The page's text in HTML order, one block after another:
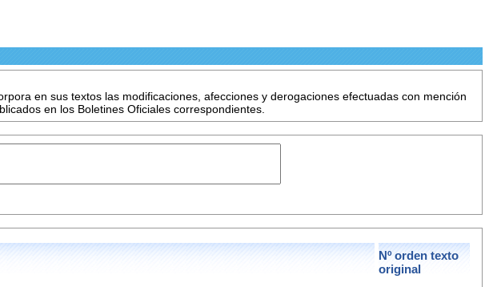
en sus textos las modificaciones, afecciones y derogaciones efectuadas con mención
en los Boletines Oficiales correspondientes.
Nº orden texto
original